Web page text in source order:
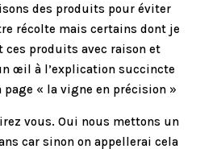
des produits pour éviter
récolte mais certains dont je
produits avec raison et
œil à l’explication succincte
« la vigne en précision »
vous. Oui nous mettons un
car sinon on appellerai cela